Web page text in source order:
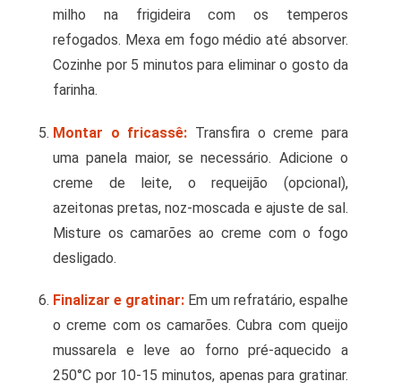
milho na frigideira com os temperos
refogados. Mexa em fogo médio até absorver.
Cozinhe por 5 minutos para eliminar o gosto da
farinha.
Montar o fricassê: Transfira o creme para
uma panela maior, se necessário. Adicione o
creme de leite, o requeijão (opcional),
azeitonas pretas, noz-moscada e ajuste de sal.
Misture os camarões ao creme com o fogo
desligado.
Finalizar e gratinar: Em um refratário, espalhe
o creme com os camarões. Cubra com queijo
mussarela e leve ao forno pré-aquecido a
250°C por 10-15 minutos, apenas para gratinar.